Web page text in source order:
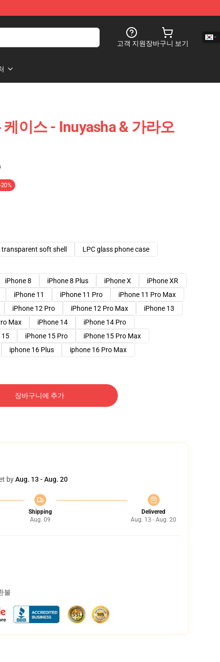
고객 지원장바구니 보기
이스 - Inuyasha & 가라오
-20%
transparent soft shell LPC glass phone case
iPhone 8 iPhone 8 Plus iPhone X
iPhone XR
iPhone 11
iPhone 11 Pro
iPhone 11 Pro Max
iPhone 12 Pro
iPhone 12 Pro Max
iPhone 13
Max
iPhone 14
iPhone 14 Pro
15
iPhone 15 Pro
iPhone 15 Pro Max
iphone 16 Plus
iphone 16 Pro Max
장바구니에 추가
byAug. 13 - Aug. 20
Shipping
Aug. 09
Delivered
Aug. 13 - Aug. 20
불